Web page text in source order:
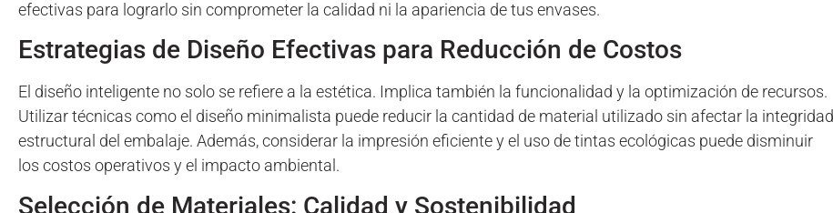
efectivas para lograrlo sin comprometer la calidad ni la apariencia de tus envases.
Estrategias de Diseño Efectivas para Reducción de Costos
El diseño inteligente no solo se refiere a la estética. Implica también la funcionalidad y la optimización de recursos.
Utilizar técnicas como el diseño minimalista puede reducir la cantidad de material utilizado sin afectar la integridad
estructural del embalaje. Además, considerar la impresión eficiente y el uso de tintas ecológicas puede disminuir
los costos operativos y el impacto ambiental.
Selección de Materiales: Calidad y Sostenibilidad